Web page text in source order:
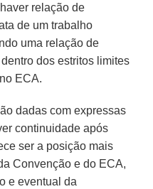
relação de
de um trabalho
uma relação de
dos estritos limites
ECA.
dadas com expressas
continuidade após
ser a posição mais
Convenção e do ECA,
e eventual da